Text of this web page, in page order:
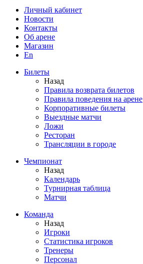
Личный кабинет
Новости
Контакты
Об арене
Магазин
En
Билеты
Назад
Правила возврата билетов
Правила поведения на арене
Корпоративные билеты
Выездные матчи
Ложи
Ресторан
Трансляции в городе
Чемпионат
Назад
Календарь
Турнирная таблица
Матчи
Команда
Назад
Игроки
Статистика игроков
Тренеры
Персонал